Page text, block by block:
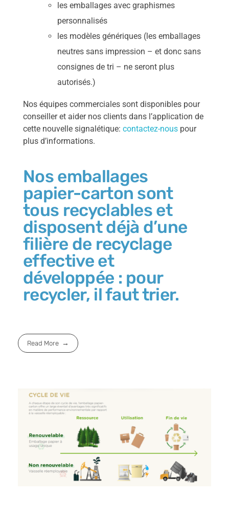
les emballages avec graphismes
personnalisés
les modèles génériques (les emballages
neutres sans impression – et donc sans
consignes de tri – ne seront plus
autorisés.)
Nos équipes commerciales sont disponibles pour
conseiller et aider nos clients dans l’application de
cette nouvelle signalétique: contactez-nous pour
plus d’informations.
Nos emballages
papier-carton sont
tous recyclables et
disposent déjà d’une
filière de recyclage
effective et
développée : pour
recycler, il faut trier.
Read More